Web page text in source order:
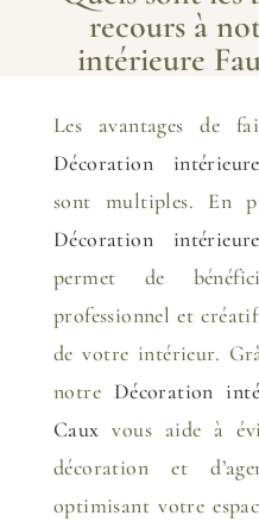
recours à
intérieure
Les avantages de
Décoration
sont multiples. En
Décoration
permet de
professionnel et
de votre intérieur.
notre Décoration
Caux vous aide à
décoration et
optimisant votre